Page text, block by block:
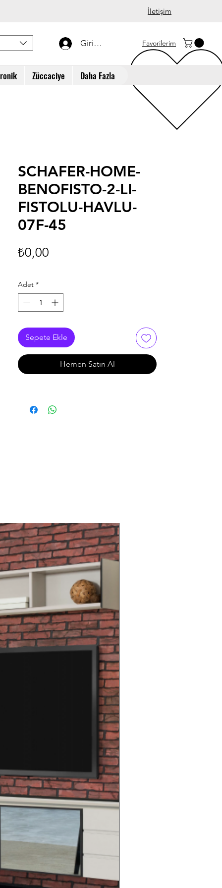
İletişim
Giriş Yap Favorilerim
Züccaciye Daha Fazla
SCHAFER-HOME-
BENOFISTO-2-LI-
FISTOLU-HAVLU-
07F-45
₺0,00
Adet *
Sepete Ekle
Hemen Satın Al